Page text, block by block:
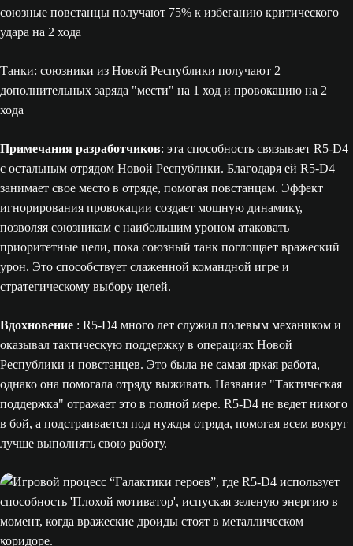
союзные повстанцы получают 75% к избеганию критического
удара на 2 хода
Танки: союзники из Новой Республики получают 2
дополнительных заряда "мести" на 1 ход и провокацию на 2
хода
Примечания разработчиков: эта способность связывает R5-D4
с остальным отрядом Новой Республики. Благодаря ей R5-D4
занимает свое место в отряде, помогая повстанцам. Эффект
игнорирования провокации создает мощную динамику,
позволяя союзникам с наибольшим уроном атаковать
приоритетные цели, пока союзный танк поглощает вражеский
урон. Это способствует слаженной командной игре и
стратегическому выбору целей.
Вдохновение : R5-D4 много лет служил полевым механиком и
оказывал тактическую поддержку в операциях Новой
Республики и повстанцев. Это была не самая яркая работа,
однако она помогала отряду выживать. Название "Тактическая
поддержка" отражает это в полной мере. R5-D4 не ведет никого
в бой, а подстраивается под нужды отряда, помогая всем вокруг
лучше выполнять свою работу.